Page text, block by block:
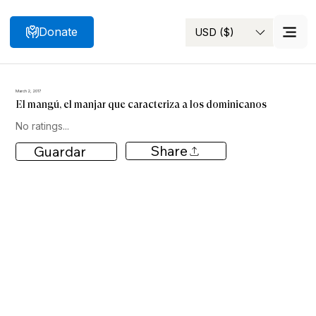
Search USD ($)
Donate
March 2, 2017
El mangú, el manjar que caracteriza a los dominicanos
No ratings...
Guardar Share